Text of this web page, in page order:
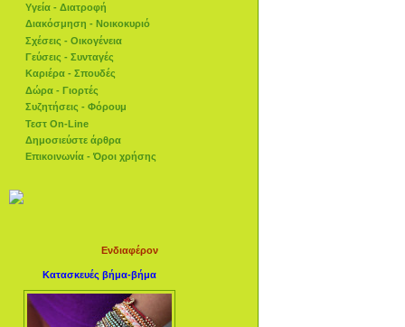
Υγεία - Διατροφή
Διακόσμηση - Νοικοκυριό
Σχέσεις - Οικογένεια
Γεύσεις - Συνταγές
Καριέρα - Σπουδές
Δώρα - Γιορτές
Συζητήσεις - Φόρουμ
Τεστ On-Line
Δημοσιεύστε άρθρα
Επικοινωνία - Όροι χρήσης
Ενδιαφέρον
Κατασκευές βήμα-βήμα